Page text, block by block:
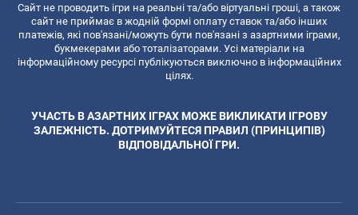
Сайт не проводить ігри на реальні та/або віртуальні гроші, а також
сайт не приймає в жодній формі оплату ставок та/або інших
платежів, які пов'язані/можуть бути пов'язані з азартними іграми,
букмекерами або тоталізаторами. Усі матеріали на
інформаційному ресурсі публікуються виключно в інформаційних
цілях.
УЧАСТЬ В АЗАРТНИХ ІГРАХ МОЖЕ ВИКЛИКАТИ ІГРОВУ
ЗАЛЕЖНІСТЬ. ДОТРИМУЙТЕСЯ ПРАВИЛ (ПРИНЦИПІВ)
ВІДПОВІДАЛЬНОЇ ГРИ.